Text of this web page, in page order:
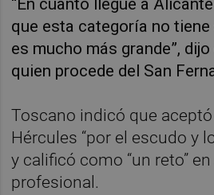
que esta categoría no
es mucho más grande”,
quien procede del San
Toscano indicó que
Hércules “por el escudo y
y calificó como “un reto”
profesional.